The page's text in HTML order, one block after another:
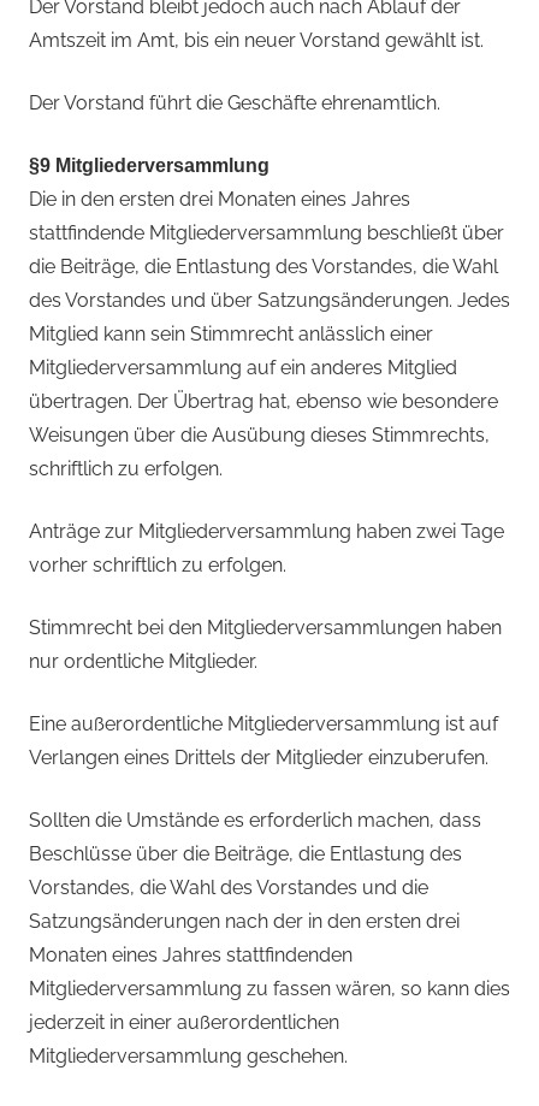
Der Vorstand bleibt jedoch auch nach Ablauf der
Amtszeit im Amt, bis ein neuer Vorstand gewählt ist.
Der Vorstand führt die Geschäfte ehrenamtlich.
§9 Mitgliederversammlung
Die in den ersten drei Monaten eines Jahres
stattfindende Mitgliederversammlung beschließt über
die Beiträge, die Entlastung des Vorstandes, die Wahl
des Vorstandes und über Satzungsänderungen. Jedes
Mitglied kann sein Stimmrecht anlässlich einer
Mitgliederversammlung auf ein anderes Mitglied
übertragen. Der Übertrag hat, ebenso wie besondere
Weisungen über die Ausübung dieses Stimmrechts,
schriftlich zu erfolgen.
Anträge zur Mitgliederversammlung haben zwei Tage
vorher schriftlich zu erfolgen.
Stimmrecht bei den Mitgliederversammlungen haben
nur ordentliche Mitglieder.
Eine außerordentliche Mitgliederversammlung ist auf
Verlangen eines Drittels der Mitglieder einzuberufen.
Sollten die Umstände es erforderlich machen, dass
Beschlüsse über die Beiträge, die Entlastung des
Vorstandes, die Wahl des Vorstandes und die
Satzungsänderungen nach der in den ersten drei
Monaten eines Jahres stattfindenden
Mitgliederversammlung zu fassen wären, so kann dies
jederzeit in einer außerordentlichen
Mitgliederversammlung geschehen.